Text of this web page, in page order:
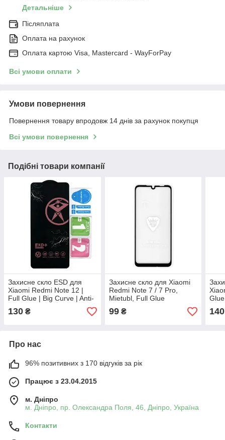
Детальніше
Післяплата
Оплата на рахунок
Оплата картою Visa, Mastercard - WayForPay
Всі умови оплати
Умови повернення
Повернення товару впродовж 14 днів за рахунок покупця
Всі умови повернення
Подібні товари компанії
Захисне скло ESD для
Xiaomi Redmi Note 12 |
Full Glue | Big Curve | Anti-
static
130 ₴
Захисне скло для Xiaomi
Redmi Note 7 / 7 Pro,
Mietubl, Full Glue
99₴ 140
Про нас
96% позитивних з 170 відгуків за рік
Працює з 23.04.2015
м. Дніпро
м. Дніпро, пр. Олександра Поля, 46, Дніпро, Україна
Контакти